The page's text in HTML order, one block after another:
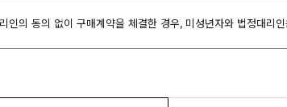
인의 동의 없이 구매계약을 체결한 경우, 미성년자와 법정대리